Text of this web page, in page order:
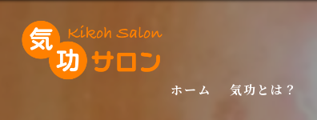
ホーム 気功とは？